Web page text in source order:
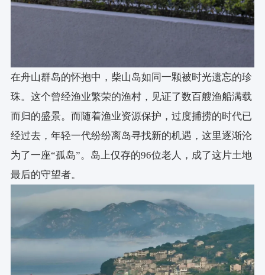
钢筋混凝土框架结构
摄影：
感谢赞助品牌
外立面水洗石：特丽宇
外立面木纤维板：克姆伍德
门窗：墅标门窗
室内涂料：立邦涂料
在舟山群岛的怀抱中，柴山岛如同一颗被时光遗忘的珍
珠。这个曾经渔业繁荣的渔村，见证了数百艘渔船满载
而归的盛景。而随着渔业资源保护，过度捕捞的时代已
经过去，年轻一代纷纷离岛寻找新的机遇，这里逐渐沦
为了一座“孤岛”。岛上仅存的96位老人，成了这片土地
最后的守望者。